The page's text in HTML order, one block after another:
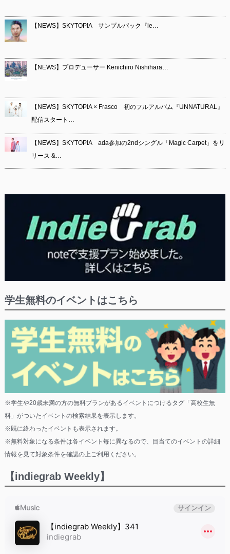
【NEWS】SKYTOPIA サンプルパック『ie…
【NEWS】プロデューサー Kenichiro Nishihara…
【NEWS】SKYTOPIA × Frasco 初のフルアルバム『UNNATURAL』
配信スタート…
【NEWS】SKYTOPIA ada参加の2ndシングル「Magic Carpet」をリ
リース &…
学生無料のイベントはこちら
※学生や20歳未満の方の無料プランがあるイベントにつけるタグ「高校生無
料」がついたイベントの検索結果を表示します。
※既に終わったイベントも表示されます。
※無料対象になる条件は各イベント毎に異なるので、目当てのイベントの詳細
情報を見て対象条件を確認の上ご利用ください。
【indiegrab Weekly】